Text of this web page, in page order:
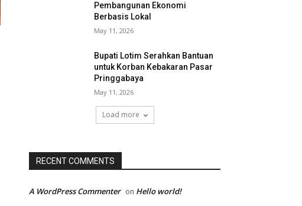
Pembangunan Ekonomi
Berbasis Lokal
May 11, 2026
Bupati Lotim Serahkan Bantuan
untuk Korban Kebakaran Pasar
Pringgabaya
May 11, 2026
Load more
RECENT COMMENTS
A WordPress Commenter on Hello world!